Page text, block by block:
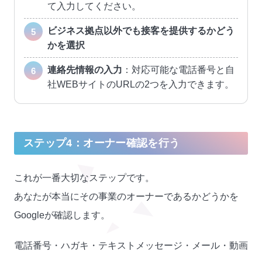
て入力してください。
ビジネス拠点以外でも接客を提供するかどう
かを選択
連絡先情報の入力 ：対応可能な電話番号と自
社WEBサイトのURLの2つを入力できます。
ステップ4：オーナー確認を行う
これが一番大切なステップです。
あなたが本当にその事業のオーナーであるかどうかを
Googleが確認します。
電話番号・ハガキ・テキストメッセージ・メール・動画